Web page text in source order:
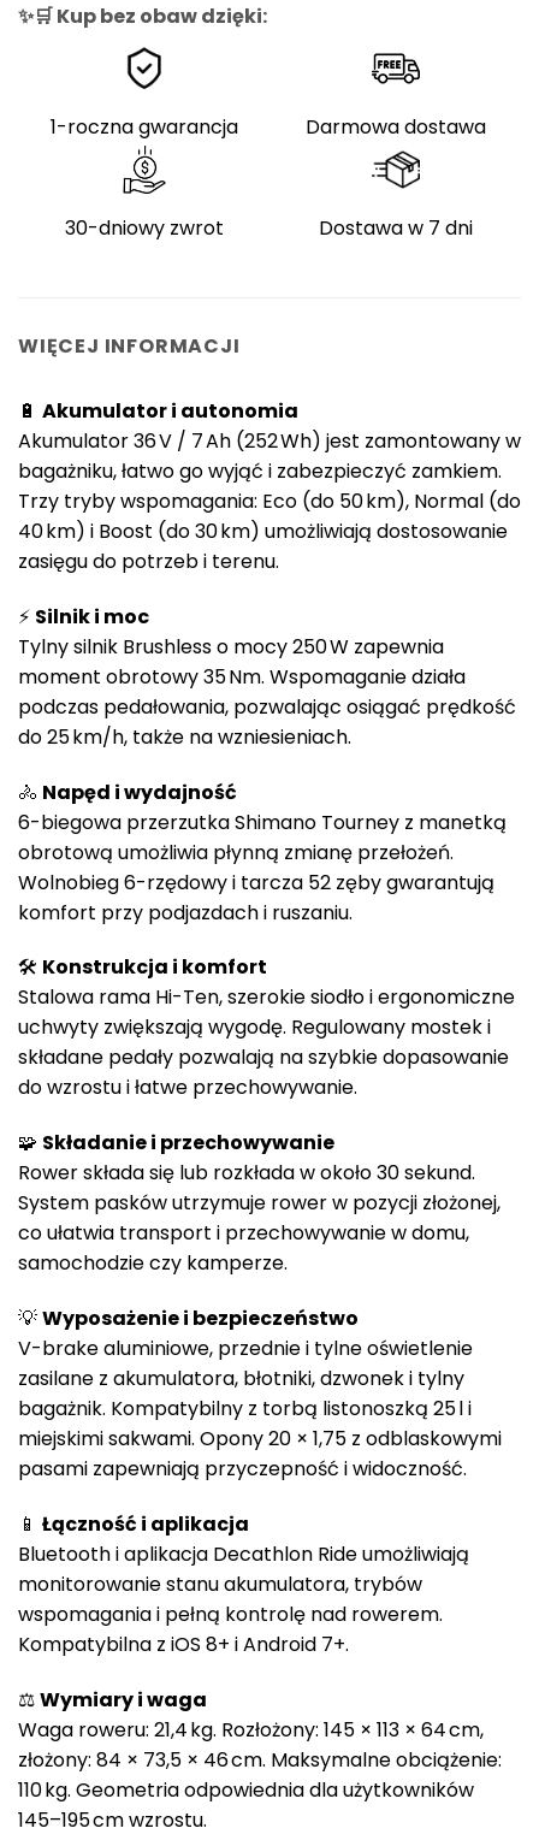
✨🛒 Kup bez obaw dzięki:
1-roczna gwarancja Darmowa dostawa
30-dniowy zwrot Dostawa w 7 dni
WIĘCEJ INFORMACJI
🔋 Akumulator i autonomia
Akumulator 36 V / 7 Ah (252 Wh) jest zamontowany w
bagażniku, łatwo go wyjąć i zabezpieczyć zamkiem.
Trzy tryby wspomagania: Eco (do 50 km), Normal (do
40 km) i Boost (do 30 km) umożliwiają dostosowanie
zasięgu do potrzeb i terenu.
⚡ Silnik i moc
Tylny silnik Brushless o mocy 250 W zapewnia
moment obrotowy 35 Nm. Wspomaganie działa
podczas pedałowania, pozwalając osiągać prędkość
do 25 km/h, także na wzniesieniach.
🚴 Napęd i wydajność
6-biegowa przerzutka Shimano Tourney z manetką
obrotową umożliwia płynną zmianę przełożeń.
Wolnobieg 6-rzędowy i tarcza 52 zęby gwarantują
komfort przy podjazdach i ruszaniu.
🛠 Konstrukcja i komfort
Stalowa rama Hi-Ten, szerokie siodło i ergonomiczne
uchwyty zwiększają wygodę. Regulowany mostek i
składane pedały pozwalają na szybkie dopasowanie
do wzrostu i łatwe przechowywanie.
🧩 Składanie i przechowywanie
Rower składa się lub rozkłada w około 30 sekund.
System pasków utrzymuje rower w pozycji złożonej,
co ułatwia transport i przechowywanie w domu,
samochodzie czy kamperze.
💡Wyposażenie i bezpieczeństwo
V-brake aluminiowe, przednie i tylne oświetlenie
zasilane z akumulatora, błotniki, dzwonek i tylny
bagażnik. Kompatybilny z torbą listonoszką 25 l i
miejskimi sakwami. Opony 20 × 1,75 z odblaskowymi
pasami zapewniają przyczepność i widoczność.
📱 Łączność i aplikacja
Bluetooth i aplikacja Decathlon Ride umożliwiają
monitorowanie stanu akumulatora, trybów
wspomagania i pełną kontrolę nad rowerem.
Kompatybilna z iOS 8+ i Android 7+.
⚖️Wymiary i waga
Waga roweru: 21,4 kg. Rozłożony: 145 × 113 × 64 cm,
złożony: 84 × 73,5 × 46 cm. Maksymalne obciążenie:
110 kg. Geometria odpowiednia dla użytkowników
145–195 cm wzrostu.